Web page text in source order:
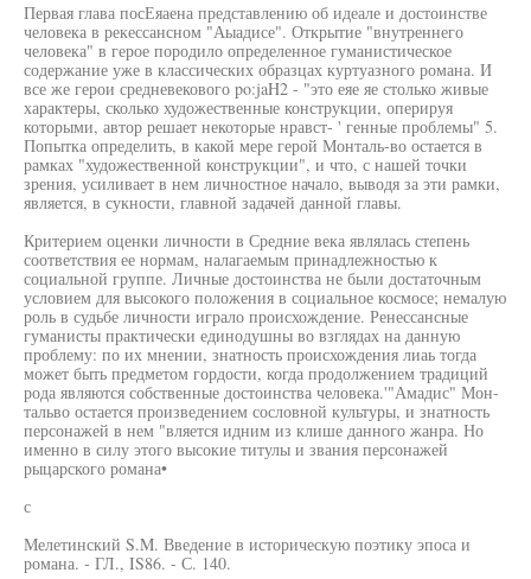
Первая глава посЕяаена представлению об идеале и достоинстве
человека в рекессансном "Аыадисе". Открытие "внутреннего
человека" в герое породило определенное гуманистическое
содержание уже в классических образцах куртуазного романа. И
все же герои средневекового po:jaH2 - "это еяе яе столько живые
характеры, сколько художественные конструкции, оперируя
которыми, автор решает некоторые нравст- ' генные проблемы" 5.
Попытка определить, в какой мере герой Монталь-во остается в
рамках "художественной конструкции", и что, с нашей точки
зрения, усиливает в нем личностное начало, выводя за эти рамки,
является, в сукности, главной задачей данной главы.
Критерием оценки личности в Средние века являлась степень
соответствия ее нормам, налагаемым принадлежностью к
социальной группе. Личные достоинства не были достаточным
условием для высокого положения в социальное космосе; немалую
роль в судьбе личности играло происхождение. Ренессансные
гуманисты практически единодушны во взглядах на данную
проблему: по их мнении, знатность происхождения лиаь тогда
может быть предметом гордости, когда продолжением традиций
рода являются собственные достоинства человека.'"Амадис" Мон-
тальво остается произведением сословной культуры, и знатность
персонажей в нем "вляется идним из клише данного жанра. Но
именно в силу этого высокие титулы и звания персонажей
рыцарского романа•
с
Мелетинский S.M. Введение в историческую поэтику эпоса и
романа. - ГЛ., IS86. - С. 140.